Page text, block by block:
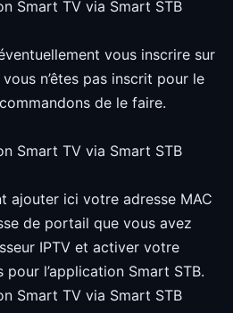
vous inscrire sur
n’êtes pas inscrit pour le
de le faire.
ajouter ici votre adresse MAC
de portail que vous avez
IPTV et activer votre
l’application Smart STB.